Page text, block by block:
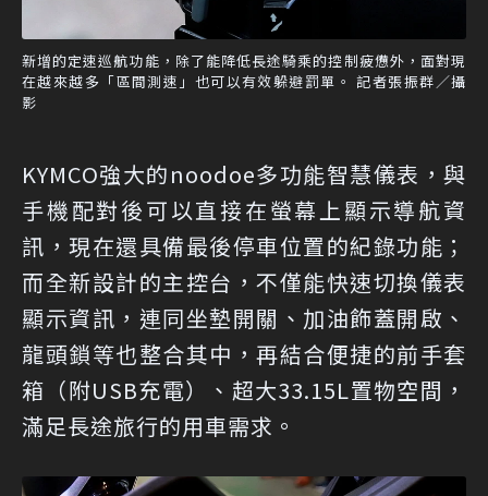
新增的定速巡航功能，除了能降低長途騎乘的控制疲憊外，面對現
在越來越多「區間測速」也可以有效躲避罰單。 記者張振群／攝
影
KYMCO強大的noodoe多功能智慧儀表，與
手機配對後可以直接在螢幕上顯示導航資
訊，現在還具備最後停車位置的紀錄功能；
而全新設計的主控台，不僅能快速切換儀表
顯示資訊，連同坐墊開關、加油飾蓋開啟、
龍頭鎖等也整合其中，再結合便捷的前手套
箱（附USB充電）、超大33.15L置物空間，
滿足長途旅行的用車需求。